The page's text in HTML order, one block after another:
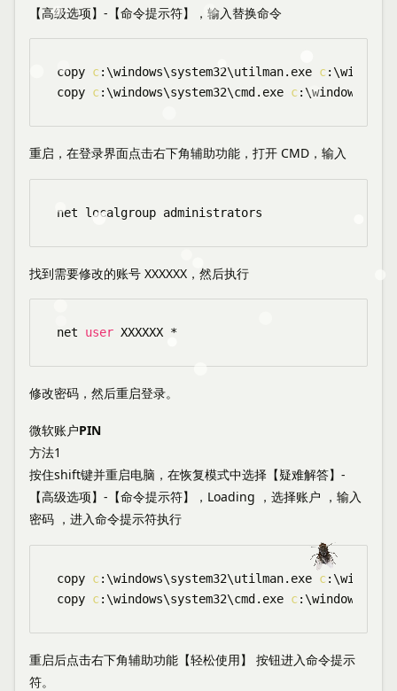
【高级选项】-【命令提示符】，输入替换命令
copy c: \windows\system32\utilman.exe c: \windows
copy c: \windows\system32\cmd.exe c: \windows
重启，在登录界面点击右下角辅助功能，打开 CMD，输入
找到需要修改的账号 XXXXXX，然后执行
net user XXXXXX *
修改密码，然后重启登录。
微软账户PIN
方法1
按住shift键并重启电脑，在恢复模式中选择【疑难解答】-
【高级选项】-【命令提示符】，Loading ，选择账户 ，输入
密码 ，进入命令提示符执行
copy c: \windows\system32\utilman.exe c: \windows
copy c: \windows\system32\cmd.exe c: \windows
重启后点击右下角辅助功能【轻松使用】 按钮进入命令提示
符。